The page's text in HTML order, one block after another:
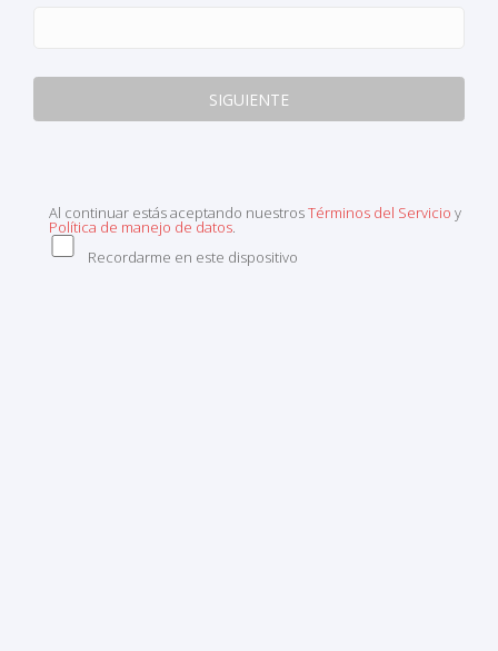
Al continuar estás aceptando nuestrosTérminos del Servicio y
Política de manejo de datos.
Recordarme en este dispositivo